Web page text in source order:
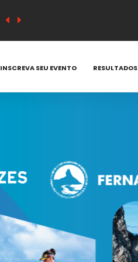
INSCREVA SEU EVENTO RESULTADOS